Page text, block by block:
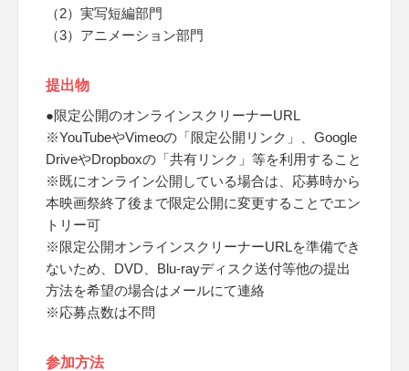
（2）実写短編部門
（3）アニメーション部門
提出物
●限定公開のオンラインスクリーナーURL
※YouTubeやVimeoの「限定公開リンク」、Google
DriveやDropboxの「共有リンク」等を利用すること
※既にオンライン公開している場合は、応募時から
本映画祭終了後まで限定公開に変更することでエン
トリー可
※限定公開オンラインスクリーナーURLを準備でき
ないため、DVD、Blu-rayディスク送付等他の提出
方法を希望の場合はメールにて連絡
※応募点数は不問
参加方法